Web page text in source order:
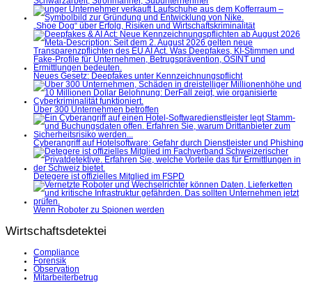
„Shoe Dog“ über Erfolg, Risiken und Wirtschaftskriminalität
Neues Gesetz: Deepfakes unter Kennzeichnungspflicht
Über 300 Unternehmen betroffen
Cyberangriff auf Hotelsoftware: Gefahr durch Dienstleister und Phishing
Detegere ist offizielles Mitglied im FSPD
Wenn Roboter zu Spionen werden
Wirtschaftsdetektei
Compliance
Forensik
Observation
Mitarbeiterbetrug